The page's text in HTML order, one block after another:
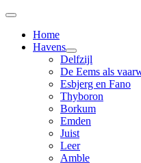
Home
Havens
Delfzijl
De Eems als
Esbjerg en Fano
Thyboron
Borkum
Emden
Juist
Leer
Amble